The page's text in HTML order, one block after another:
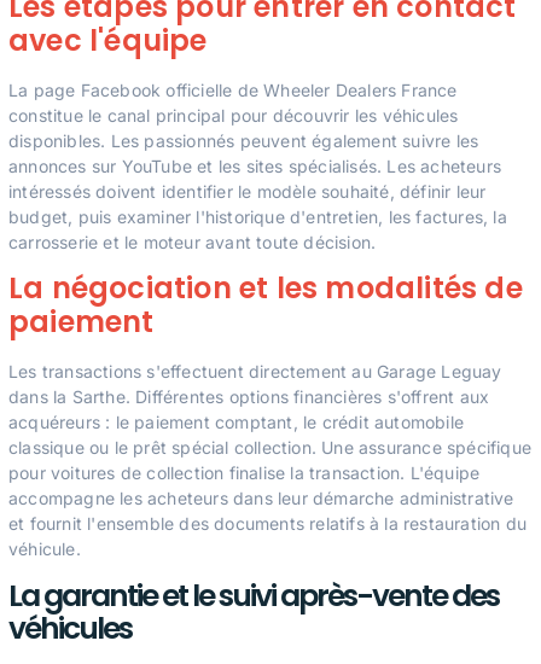
avec l'équipe
La page Facebook officielle de Wheeler Dealers France
constitue le canal principal pour découvrir les véhicules
disponibles. Les passionnés peuvent également suivre les
annonces sur YouTube et les sites spécialisés. Les acheteurs
intéressés doivent identifier le modèle souhaité, définir leur
budget, puis examiner l'historique d'entretien, les factures, la
carrosserie et le moteur avant toute décision.
La négociation et les modalités de
paiement
Les transactions s'effectuent directement au Garage Leguay
dans la Sarthe. Différentes options financières s'offrent aux
acquéreurs : le paiement comptant, le crédit automobile
classique ou le prêt spécial collection. Une assurance spécifique
pour voitures de collection finalise la transaction. L'équipe
accompagne les acheteurs dans leur démarche administrative
et fournit l'ensemble des documents relatifs à la restauration du
véhicule.
La garantie et le suivi après-vente des
véhicules